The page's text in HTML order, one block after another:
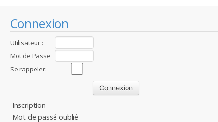
Connexion
Utilisateur :
Mot de Passe
:Se rappeler:
Inscription
Mot de passé oublié